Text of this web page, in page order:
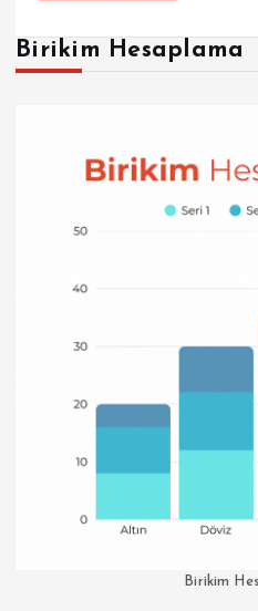
Birikim Hesaplama
Birikim